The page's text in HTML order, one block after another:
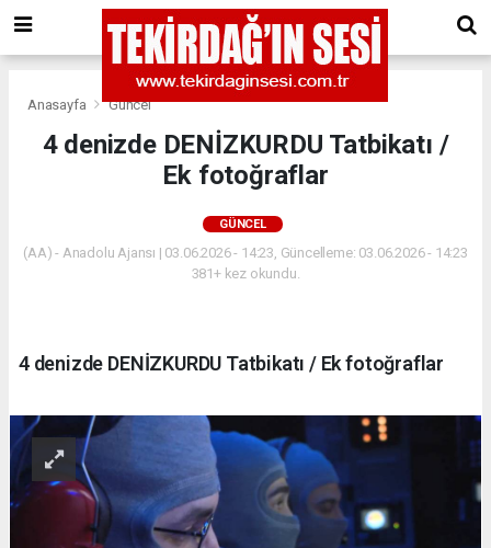
Anasayfa Güncel
4 denizde DENİZKURDU Tatbikatı /
Ek fotoğraflar
GÜNCEL
(AA) - Anadolu Ajansı | 03.06.2026 - 14:23, Güncelleme: 03.06.2026 - 14:23
381+ kez okundu.
4 denizde DENİZKURDU Tatbikatı / Ek fotoğraflar